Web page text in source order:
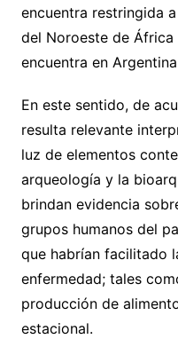
encuentra restringida
del Noroeste de
encuentra en
En este sentido, de
resulta relevante
luz de elementos
arqueología y la
brindan evidencia
grupos humanos del
que habrían facilitado
enfermedad; tales
producción de
estacional.